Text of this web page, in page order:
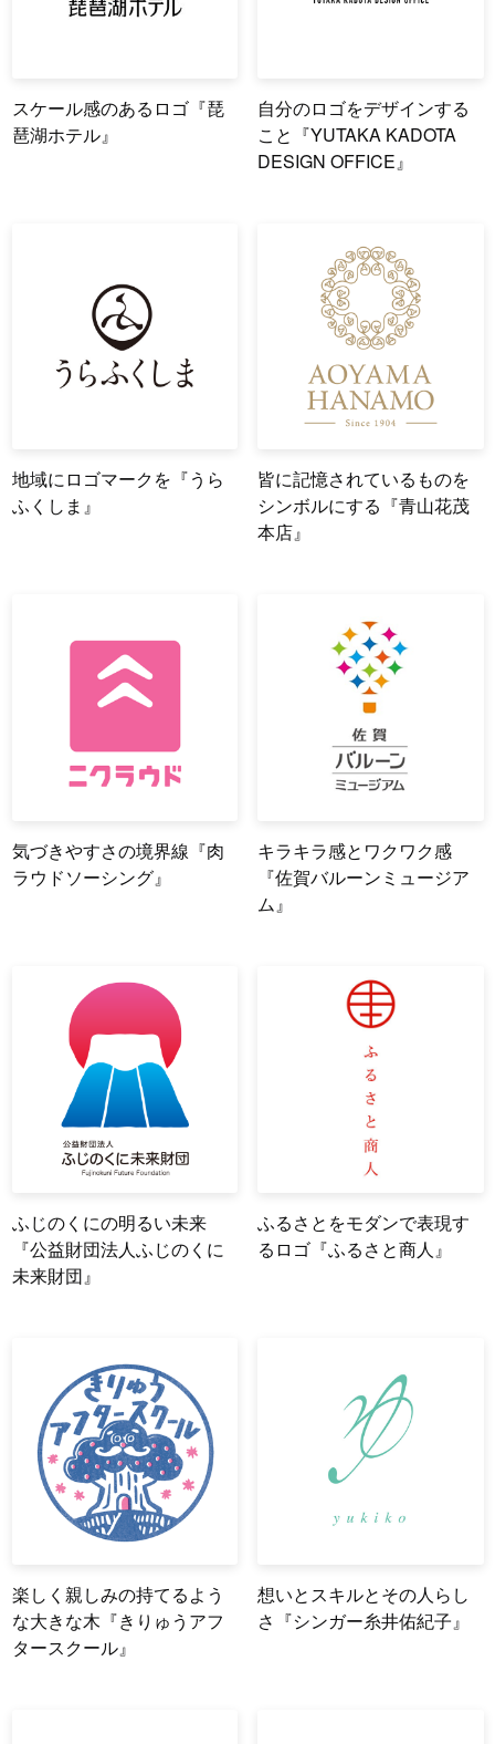
スケール感のあるロゴ『琵
琶湖ホテル』
自分のロゴをデザインする
こと『YUTAKA KADOTA
DESIGN OFFICE』
地域にロゴマークを『うら
ふくしま』
皆に記憶されているものを
シンボルにする『青山花茂
本店』
気づきやすさの境界線『肉
ラウドソーシング』
キラキラ感とワクワク感
『佐賀バルーンミュージア
ム』
ふじのくにの明るい未来
『公益財団法人ふじのくに
未来財団』
ふるさとをモダンで表現す
るロゴ『ふるさと商人』
楽しく親しみの持てるよう
な大きな木『きりゅうアフ
タースクール』
想いとスキルとその人らし
さ『シンガー糸井佑紀子』